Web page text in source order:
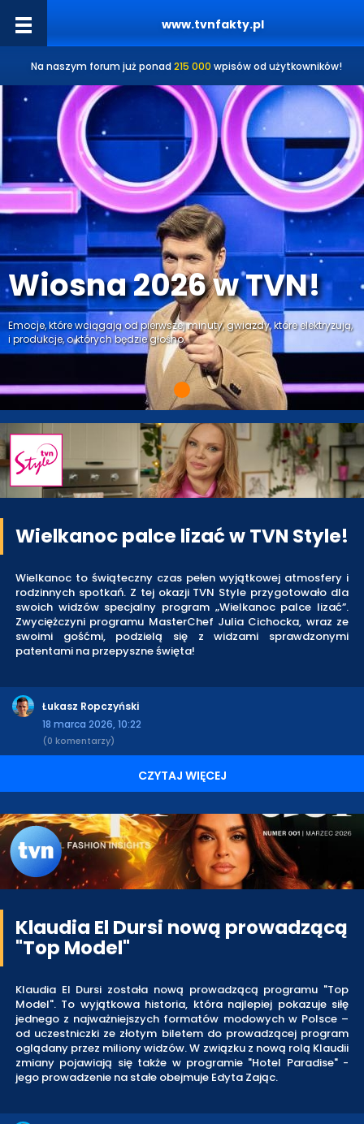
www.tvnfakty.pl
Na naszym forum już ponad 215 000 wpisów od użytkowników!
Wiosna 2026 w TVN!
Emocje, które wciągają od pierwszej minuty, gwiazdy, które elektryzują,
i produkcje, o których będzie głośno.
Wielkanoc palce lizać w TVN Style!
Wielkanoc to świąteczny czas pełen wyjątkowej atmosfery i
rodzinnych spotkań. Z tej okazji TVN Style przygotowało dla
swoich widzów specjalny program „Wielkanoc palce lizać”.
Zwyciężczyni programu MasterChef Julia Cichocka, wraz ze
swoimi gośćmi, podzielą się z widzami sprawdzonymi
patentami na przepyszne święta!
Łukasz Ropczyński
18 marca 2026, 10:22
(0 komentarzy)
CZYTAJ WIĘCEJ
Klaudia El Dursi nową prowadzącą
"Top Model"
Klaudia El Dursi została nową prowadzącą programu "Top
Model". To wyjątkowa historia, która najlepiej pokazuje siłę
jednego z najważniejszych formatów modowych w Polsce –
od uczestniczki ze złotym biletem do prowadzącej program
oglądany przez miliony widzów. W związku z nową rolą Klaudii
zmiany pojawiają się także w programie "Hotel Paradise" -
jego prowadzenie na stałe obejmuje Edyta Zając.